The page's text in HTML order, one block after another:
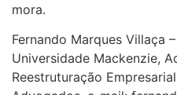
mora.
Fernando Marques Villaça
Universidade Mackenzie,
Reestruturação